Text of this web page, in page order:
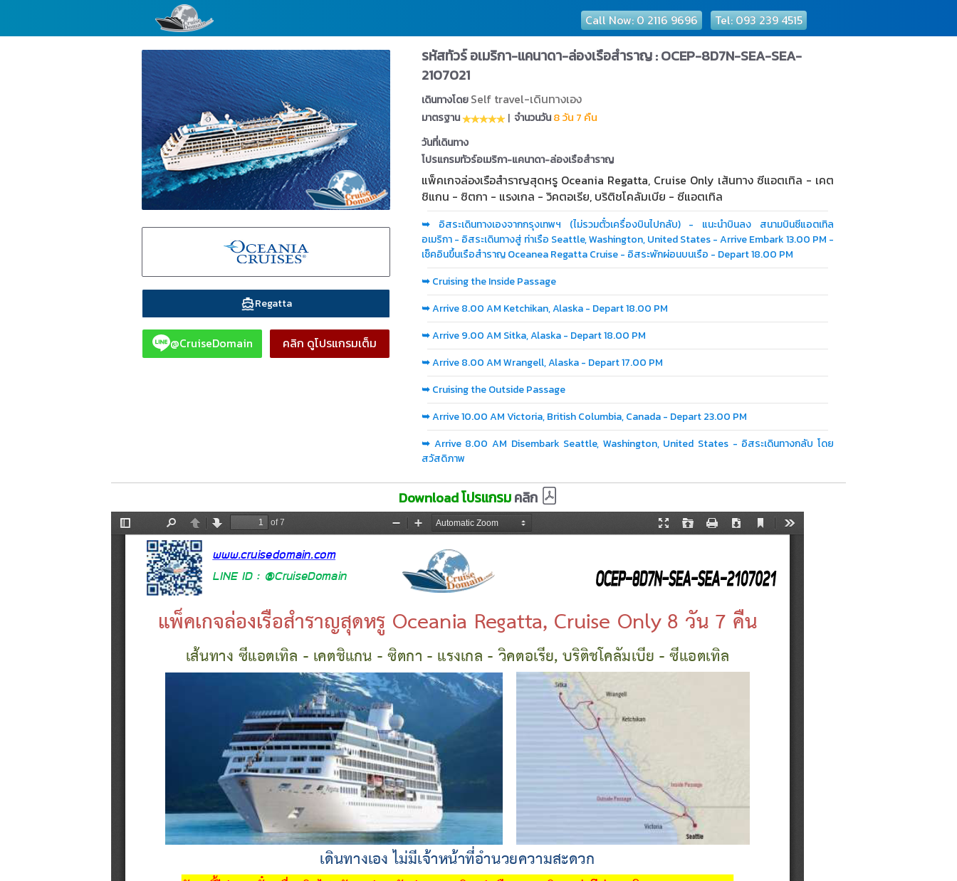
Call Now: 0 2116 9696 Tel: 093 239 4515
Regatta
@CruiseDomain คลิก ดูโปรแกรมเต็ม
รหัสทัวร์ อเมริกา-แคนาดา-ล่องเรือสำราญ : OCEP-8D7N-SEA-SEA-
2107021
เดินทางโดยSelf travel-เดินทางเอง
มาตรฐาน | จำนวนวัน8 วัน 7 คืน
วันที่เดินทาง
โปรแกรมทัวร์อเมริกา-แคนาดา-ล่องเรือสำราญ
แพ็คเกจล่องเรือสำราญสุดหรู Oceania Regatta, Cruise Only เส้นทาง ซีแอตเทิล - เคต
ชิแกน - ซิตกา - แรงเกล - วิคตอเรีย, บริติชโคลัมเบีย - ซีแอตเทิล
➥ อิสระเดินทางเองจากกรุงเทพฯ (ไม่รวมตั๋วเครื่องบินไปกลับ) - แนะนำบินลง สนามบินซีแอตเทิล
อเมริกา - อิสระเดินทางสู่ ท่าเรือ Seattle, Washington, United States - Arrive Embark 13.00 PM -
เช็คอินขึ้นเรือสำราญ Oceanea Regatta Cruise - อิสระพักผ่อนบนเรือ - Depart 18.00 PM
➥Cruising the Inside Passage
➥Arrive 8.00 AM Ketchikan, Alaska - Depart 18.00 PM
➥Arrive 9.00 AM Sitka, Alaska - Depart 18.00 PM
➥Arrive 8.00 AM Wrangell, Alaska - Depart 17.00 PM
➥Cruising the Outside Passage
➥Arrive 10.00 AM Victoria, British Columbia, Canada - Depart 23.00 PM
➥ Arrive 8.00 AM Disembark Seattle, Washington, United States - อิสระเดินทางกลับ โดย
สวัสดิภาพ
Download โปรแกรมคลิก